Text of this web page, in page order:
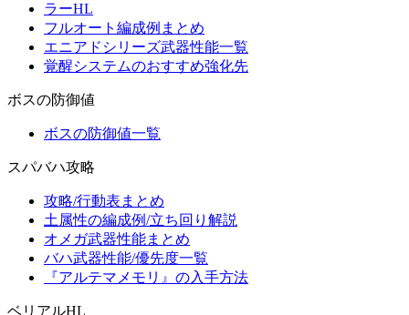
ラーHL
フルオート編成例まとめ
エニアドシリーズ武器性能一覧
覚醒システムのおすすめ強化先
ボスの防御値
ボスの防御値一覧
スパバハ攻略
攻略/行動表まとめ
土属性の編成例/立ち回り解説
オメガ武器性能まとめ
バハ武器性能/優先度一覧
『アルテマメモリ』の入手方法
ベリアルHL